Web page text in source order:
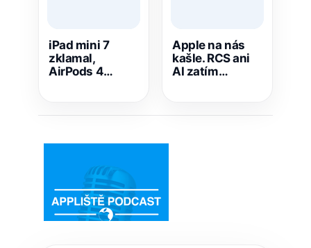
iPad mini 7
zklamal,
AirPods 4
Apple na nás
kašle. RCS ani
AI zatím